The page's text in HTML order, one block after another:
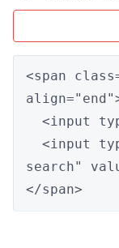
<span
search"
</span>